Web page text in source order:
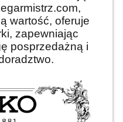
wartość, oferuje
zapewniając
posprzedażną i